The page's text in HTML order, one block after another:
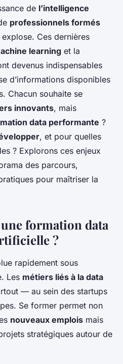
ia : bâtir des
pour
futur
6 min de lecture
de l’intelligence
professionnels formés
explose. Ces dernières
learning et la
devenus indispensables
d’informations disponibles
Chacun souhaite se
innovants, mais
data performante ?
, et pour quelles
? Explorons ces enjeux
des parcours,
pour maîtriser la
formation data
?
rapidement sous
Les métiers liés à la data
— au sein des startups
Se former permet non
nouveaux emplois mais
stratégiques autour de